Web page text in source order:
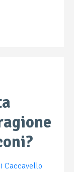
Caccavello